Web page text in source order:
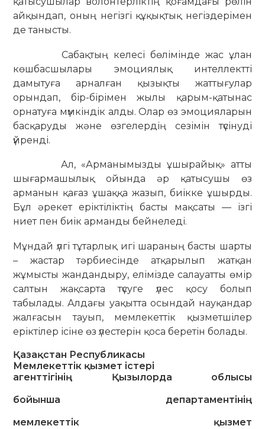
айқындап, оның негізгі құқықтық негіздерімен
де танысты.
Сабақтың келесі бөлімінде жас ұлан
көшбасшылары эмоциялық интеллектті
дамытуға арналған қызықты жаттығулар
орындап, бір-бірімен жылы қарым-қатынас
орнатуға мүмкіндік алды. Олар өз эмоцияларын
басқаруды және өзгелердің сезімін түсінуді
үйренді.
Ал, «Арманымызды ұшырайық» атты
шығармашылық ойында әр қатысушы өз
арманын қағаз ұшаққа жазып, биікке ұшырды.
Бұл әрекет еріктіліктің басты мақсаты — ізгі
ниет пен биік арманды бейнеледі.
Мұндай үлгі тұтарлық игі шараның басты шарты
– жас­тар тәрбиесінде атқарылып жатқан
жұмысты жандандыру, елімізде салауатты өмір
салтын жақсарта түсуге үлес қосу болып
табылады. Алдағы уақытта осындай науқандар
жалғасын тауып, мемлекеттік қызметшілер
еріктілер ісіне өз үлестерін қоса беретін болады.
Қазақстан Республикасы
Мемлекеттік қызмет істері
агенттігінің Қызылорда облысы
бойынша департаментінің
мемлекеттік қызмет